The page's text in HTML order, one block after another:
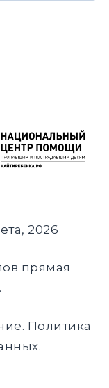
2026
прямая
. Политика
.